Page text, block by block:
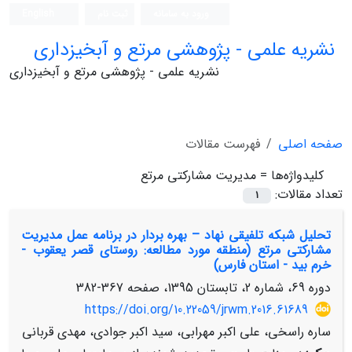
نشریه علمی - پژوهشی مرتع و آبخیزداری
نشریه علمی - پژوهشی مرتع و آبخیزداری
صفحه اصلی
فهرست مقالات
کلیدواژه‌ها = مدیریت مشارکتی مرتع
تعداد مقالات:
1
تحلیل شبکه تلفیقی نهاد – بهره ‏بردار در برنامه عمل مدیریت
مشارکتی مرتع (منطقه مورد مطالعه: روستای قصر یعقوب -
خرم بید - استان فارس)
دوره 69، شماره 2، تابستان 1395، صفحه
367-382
https://doi.org/10.22059/jrwm.2016.61689
ساره راسخی، علی اکبر مهرابی، سید اکبر جوادی، مهدی قربانی